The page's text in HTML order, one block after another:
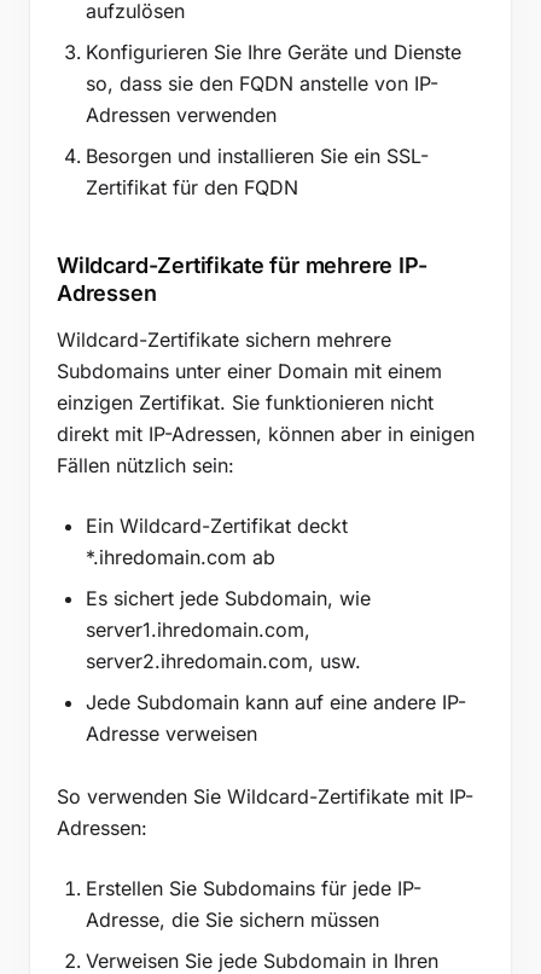
aufzulösen
Konfigurieren Sie Ihre Geräte und Dienste
so, dass sie den FQDN anstelle von IP-
Adressen verwenden
Besorgen und installieren Sie ein SSL-
Zertifikat für den FQDN
Wildcard-Zertifikate für mehrere IP-
Adressen
Wildcard-Zertifikate sichern mehrere
Subdomains unter einer Domain mit einem
einzigen Zertifikat. Sie funktionieren nicht
direkt mit IP-Adressen, können aber in einigen
Fällen nützlich sein:
Ein Wildcard-Zertifikat deckt
*.ihredomain.com ab
Es sichert jede Subdomain, wie
server1.ihredomain.com,
server2.ihredomain.com, usw.
Jede Subdomain kann auf eine andere IP-
Adresse verweisen
So verwenden Sie Wildcard-Zertifikate mit IP-
Adressen:
Erstellen Sie Subdomains für jede IP-
Adresse, die Sie sichern müssen
Verweisen Sie jede Subdomain in Ihren